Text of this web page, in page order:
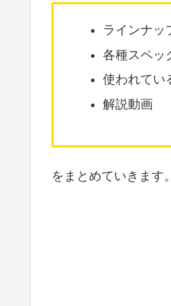
ラインナッ
各種スペッ
使われてい
解説動画
をまとめていきます。